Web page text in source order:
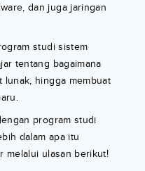
dan juga jaringan
studi sistem
tentang bagaimana
lunak, hingga membuat
program studi
dalam apa itu
melalui ulasan berikut!